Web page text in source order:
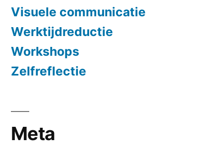
Visuele communicatie
Werktijdreductie
Workshops
Zelfreflectie
Meta